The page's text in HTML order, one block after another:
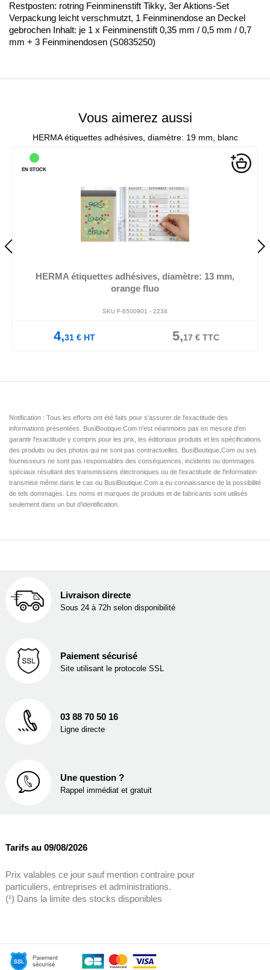
Restposten: rotring Feinminenstift Tikky, 3er Aktions-Set
Verpackung leicht verschmutzt, 1 Feinminendose an Deckel
gebrochen Inhalt: je 1 x Feinminenstift 0,35 mm / 0,5 mm / 0,7
mm + 3 Feinminendosen (S0835250)
Vous aimerez aussi
HERMA étiquettes adhésives, diamètre: 19 mm, blanc
HERMA étiquettes adhésives, diamètre: 13 mm,
orange fluo
SKU F-6500901 - 2234
4,31 € HT 5,17 €TTC
EN STOCK
Notification : Tous les efforts ont été faits pour s'assurer de l'exactitude des
informations présentées. BusiBoutique.Com n'est néanmoins pas en mesure d'en
garantir l'exactitude y compris pour les prix, les éditoriaux produits et les spécifications
des produits ou des photos qui ne sont pas contractuelles. BusiBoutique.Com ou ses
fournisseurs ne sont pas responsables des conséquences, incidents ou dommages
spéciaux résultant des transmissions électroniques ou de l'exactitude de l'information
transmise même dans le cas ou BusiBoutique.Com a eu connaissance de la possibilité
de tels dommages. Les noms et marques de produits et de fabricants sont utilisés
seulement dans un but d'identification.
Livraison directe
Sous 24 à 72h selon disponibilité
Paiement sécurisé
Site utilisant le protocole SSL
03 88 70 50 16
Ligne directe
Une question ?
Rappel immédiat et gratuit
Tarifs au 09/08/2026
Prix valables ce jour sauf mention contraire pour
particuliers, entreprises et administrations.
(¹) Dans la limite des stocks disponibles